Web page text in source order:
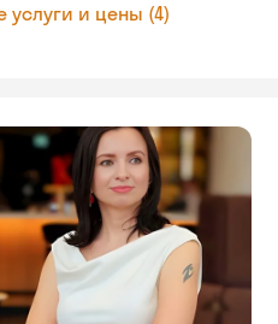
услуги и цены (4)